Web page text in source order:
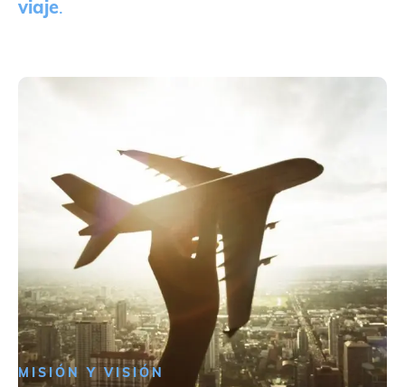
viaje.
MISIÓN Y VISIÓN